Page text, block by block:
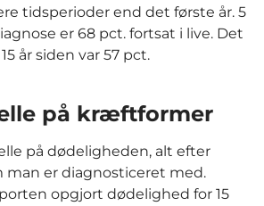
tidsperioder end det første år. 5
er 68 pct. fortsat i live. Det
år siden var 57 pct.
på kræftformer
på dødeligheden, alt efter
er diagnosticeret med.
opgjort dødelighed for 15